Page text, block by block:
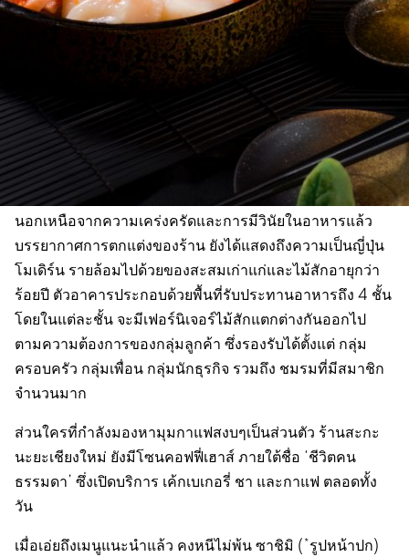
นอกเหนือจากความเคร่งครัดและการมีวินัยในอาหารแล้ว
บรรยากาศการตกแต่งของร้าน ยังได้แสดงถึงความเป็นญี่ปุ่น
โมเดิร์น รายล้อมไปด้วยของสะสมเก่าแก่และไม้สักอายุกว่า
ร้อยปี ตัวอาคารประกอบด้วยพื้นที่รับประทานอาหารถึง 4 ชั้น
โดยในแต่ละชั้น จะมีเฟอร์นิเจอร์ไม้สักแตกต่างกันออกไป
ตามความต้องการของกลุ่มลูกค้า ซึ่งรองรับได้ตั้งแต่ กลุ่ม
ครอบครัว กลุ่มเพื่อน กลุ่มนักธุรกิจ รวมถึง ชมรมที่มีสมาชิก
จำนวนมาก
ส่วนใครที่กำลังมองหามุมกาแฟสงบๆเป็นส่วนตัว ร้านสะกะ
นะยะเชียงใหม่ ยังมีโซนคอฟฟี่เฮาส์ ภายใต้ชื่อ ‘ชีวิตคน
ธรรมดา’ ซึ่งเปิดบริการ เค้กเบเกอรี่ ชา และกาแฟ ตลอดทั้ง
วัน
เมื่อเอ่ยถึงเมนูแนะนำแล้ว คงหนีไม่พ้น ซาชิมิ (*รูปหน้าปก)